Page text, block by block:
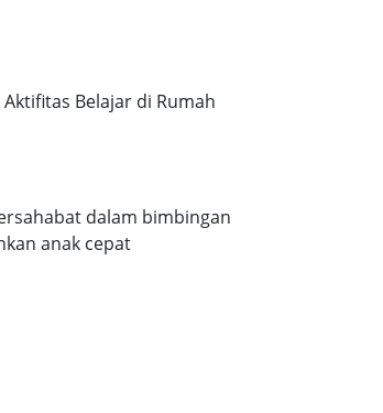
Belajar di Rumah
dalam bimbingan
anak cepat